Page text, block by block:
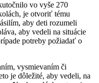
vo vyše 270
je otvoriť tému
aby deti rozumeli
aby vedeli na situácie
potreby požiadať o
vysmievaním či
je dôležité, aby vedeli, na